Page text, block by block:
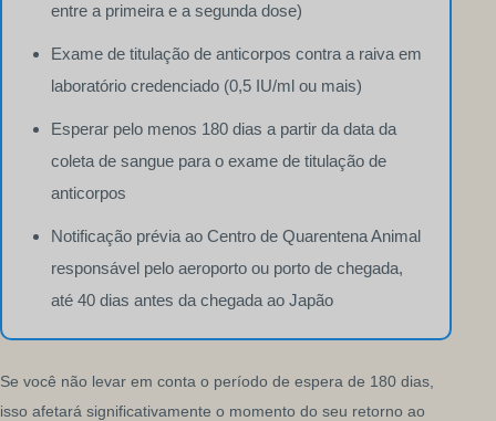
entre a primeira e a segunda dose)
Exame de titulação de anticorpos contra a raiva em
laboratório credenciado (0,5 IU/ml ou mais)
Esperar pelo menos 180 dias a partir da data da
coleta de sangue para o exame de titulação de
anticorpos
Notificação prévia ao Centro de Quarentena Animal
responsável pelo aeroporto ou porto de chegada,
até 40 dias antes da chegada ao Japão
Se você não levar em conta o período de espera de 180 dias,
isso afetará significativamente o momento do seu retorno ao